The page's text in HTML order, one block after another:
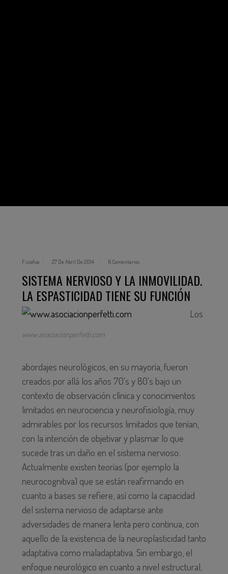
FisioAso 27 De Abril De 2014 6 Comentarios
SISTEMA NERVIOSO Y LA INMOVILIDAD.
LA ESPASTICIDAD TIENE SU FUNCIÓN
www.asociacionperfetti.com
Los
abordajes neurológicos, en su mayoría, fueron
creados por allá los años 70’s y 80’s bajo un
contexto de observación clínica y conocimientos
limitados en neurociencia y neurofisiología, muy
admirables por los recursos limitados que tenían,
con la intención de objetivar y plasmar lo que
sucede tras un daño en el sistema nervioso.
Actualmente existen teorías (por ejemplo la
neurocognitiva) que se están reafirmando en
cuanto a bases se refiere, así como la capacidad
del sistema nervioso de adaptarse ante
adversidades de manera lenta pero continua, con
aquello de la existencia de la neuroplasticidad tanto
adaptativa como maladaptativa. Sin embargo, el
enfoque neurológico en cuanto a nivel estructural,